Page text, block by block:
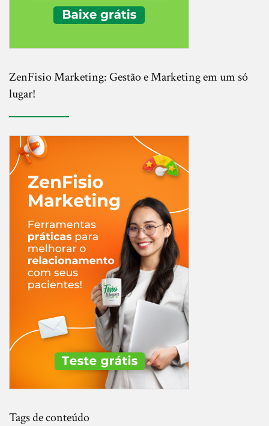
ZenFisio Marketing: Gestão e Marketing em um só
lugar!
Tags de conteúdo